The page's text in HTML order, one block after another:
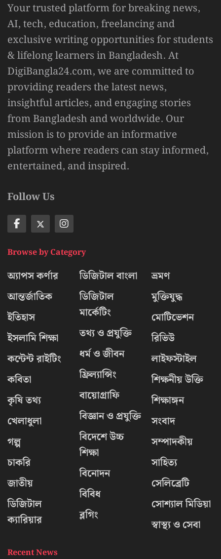
Your trusted platform for breaking news,
AI, tech, education, freelancing and
exclusive writing opportunities for students
& lifelong learners in Bangladesh. At
DigiBangla24.com, we are committed to
providing readers the latest news,
insightful articles, and engaging stories
from Bangladesh and worldwide. Our
mission is to provide an informative
platform where readers can stay informed,
entertained, and inspired.
Follow Us
Browse by Category
অ্যাপস কর্ণার
আন্তর্জাতিক
ইতিহাস
ইসলামি শিক্ষা
কন্টেন্ট রাইটিং
কবিতা
কৃষি তথ্য
খেলাধুলা
গল্প
চাকরি
জাতীয়
ডিজিটাল
ক্যারিয়ার
ডিজিটাল বাংলা
ডিজিটাল
মার্কেটিং
তথ্য ও প্রযুক্তি
ধর্ম ও জীবন
ফ্রিল্যান্সিং
বায়োগ্রাফি
বিজ্ঞান ও প্রযুক্তি
বিদেশে উচ্চ
শিক্ষা
বিনোদন
বিবিধ
ব্লগিং
ভ্রমণ
মুক্তিযুদ্ধ
মোটিভেশন
রিভিউ
লাইফস্টাইল
শিক্ষনীয় উক্তি
শিক্ষাঙ্গন
সংবাদ
সম্পাদকীয়
সাহিত্য
সেলিব্রেটি
সোশ্যাল মিডিয়া
স্বাস্থ্য ও সেবা
Recent News